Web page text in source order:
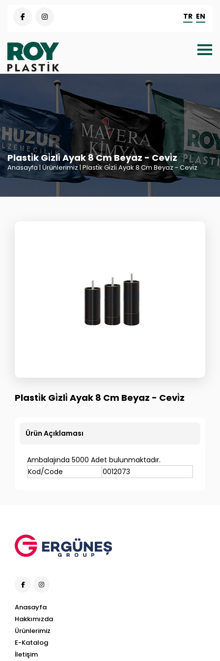
TR EN
Plasti̇k Gi̇zli̇ Ayak 8 Cm Beyaz - Cevi̇z
Anasayfa| Ürünlerimiz | Plasti̇k Gi̇zli̇ Ayak 8 Cm Beyaz - Cevi̇z
Plasti̇k Gi̇zli̇ Ayak 8 Cm Beyaz - Cevi̇z
Ürün Açıklaması
Ambalajında 5000 Adet bulunmaktadır.
Kod/Code
0012073
Anasayfa
Hakkımızda
Ürünlerimiz
E-Katalog
İletişim